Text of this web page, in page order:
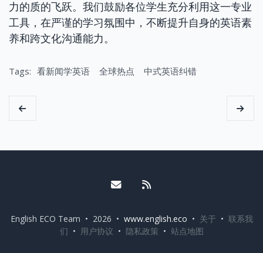
力的质的飞跃。我们鼓励各位学生充分利用这一专业
工具，在严谨的学习氛围中，不断提升自身的英语素
养和跨文化沟通能力。
Tags: 看新闻学英语 全球热点 中式英语纠错
Email me
English ECO Team • 2026 • www.english.eco • 关于 • 联系我
们 • 用户协议 • 隐私政策 • 站点地图